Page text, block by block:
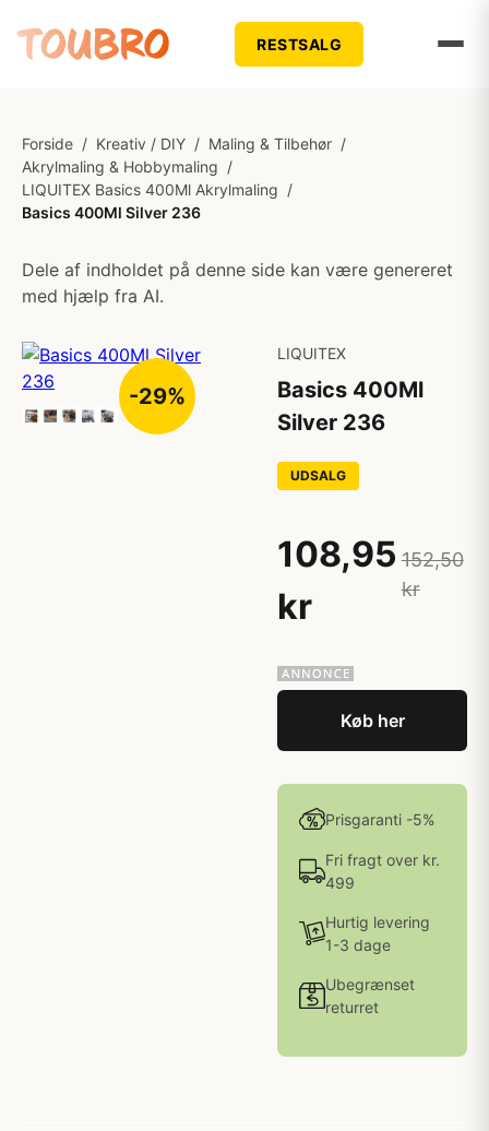
RESTSALG
Forside / Kreativ / DIY / Maling & Tilbehør /
Akrylmaling & Hobbymaling /
LIQUITEX Basics 400Ml Akrylmaling /
Basics 400Ml Silver 236
Dele af indholdet på denne side kan være genereret
med hjælp fra AI.
-29%
LIQUITEX
Basics 400Ml
Silver 236
UDSALG
108,95
kr
152,50
kr
Køb her
Prisgaranti -5%
Fri fragt over kr.
499
Hurtig levering
1-3 dage
Ubegrænset
returret